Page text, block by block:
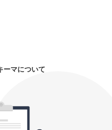
ーマについて